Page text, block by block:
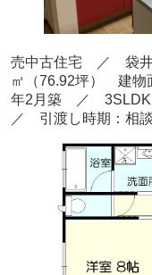
売中古住宅 ／ 袋井
㎡（76.92坪） 建物
年2月築
／ 3SLDK
／ 引渡し時期：相談